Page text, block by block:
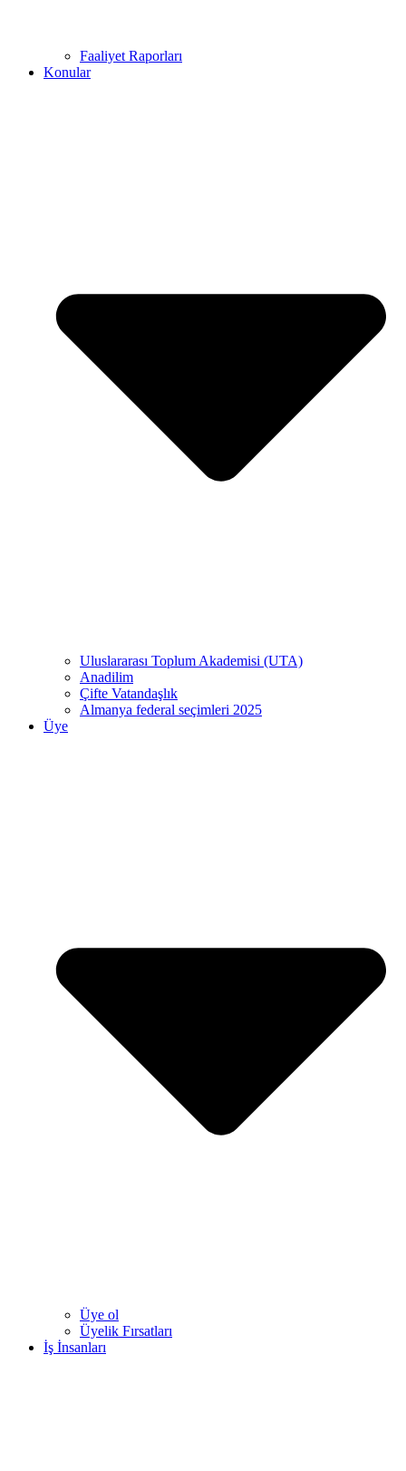
Faaliyet Raporları
Konular
Uluslararası Toplum Akademisi (UTA)
Anadilim
Çifte Vatandaşlık
Almanya federal seçimleri 2025
Üye
Üye ol
Üyelik Fırsatları
İş İnsanları